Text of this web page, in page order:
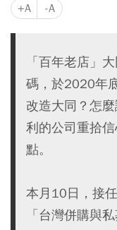
+A -A
「百年老店」
碼，於2020年
改造大同？怎
利的公司重拾
點。
本月10日，接
「台灣併購與